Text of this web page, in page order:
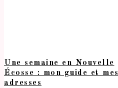
Une semaine en Nouvelle
Écosse : mon guide et mes
adresses